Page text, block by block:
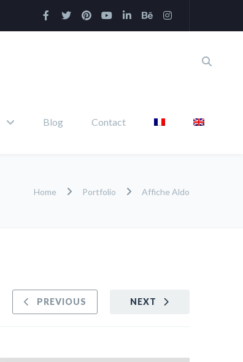
Blog Contact
Home Portfolio Affiche Aldo
NEXT
PREVIOUS